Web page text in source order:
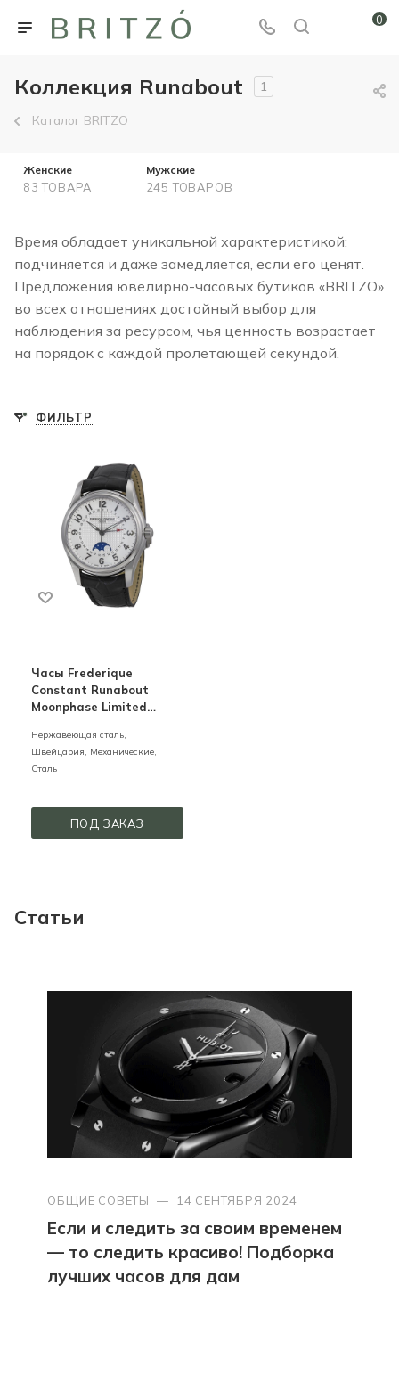
0
Коллекция Runabout 1
Каталог BRITZO
Женские
83 ТОВАРА
Мужские
245 ТОВАРОВ
Время обладает уникальной характеристикой:
подчиняется и даже замедляется, если его ценят.
Предложения ювелирно-часовых бутиков «BRITZO»
во всех отношениях достойный выбор для
наблюдения за ресурсом, чья ценность возрастает
на порядок с каждой пролетающей секундой.
ФИЛЬТР
Часы Frederique
Constant Runabout
Moonphase Limited
Нержавеющая сталь,
Швейцария, Механические,
Сталь
ПОД ЗАКАЗ
Статьи
ОБЩИЕ СОВЕТЫ — 14 СЕНТЯБРЯ 2024
Если и следить за своим временем
— то следить красиво! Подборка
лучших часов для дам